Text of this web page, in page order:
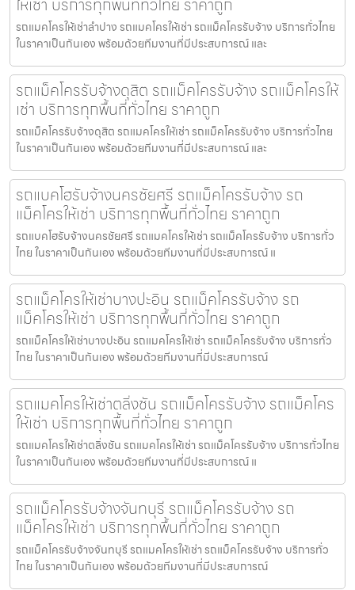
รถแมคโครให้เช่าลำปาง รถแมคโครให้เช่า รถแม็คโครรับจ้าง บริการทั่วไทย
ในราคาเป็นกันเอง พร้อมด้วยทีมงานที่มีประสบการณ์ และ
รถแม็คโครรับจ้างดุสิต รถแม็คโครรับจ้าง รถแม็คโครให้
เช่า บริการทุกพื้นที่ทั่วไทย ราคาถูก
รถแม็คโครรับจ้างดุสิต รถแมคโครให้เช่า รถแม็คโครรับจ้าง บริการทั่วไทย
ในราคาเป็นกันเอง พร้อมด้วยทีมงานที่มีประสบการณ์ และ
รถแบคโฮรับจ้างนครชัยศรี รถแม็คโครรับจ้าง รถ
แม็คโครให้เช่า บริการทุกพื้นที่ทั่วไทย ราคาถูก
รถแบคโฮรับจ้างนครชัยศรี รถแมคโครให้เช่า รถแม็คโครรับจ้าง บริการทั่ว
ไทย ในราคาเป็นกันเอง พร้อมด้วยทีมงานที่มีประสบการณ์ แ
รถแม็คโครให้เช่าบางปะอิน รถแม็คโครรับจ้าง รถ
แม็คโครให้เช่า บริการทุกพื้นที่ทั่วไทย ราคาถูก
รถแม็คโครให้เช่าบางปะอิน รถแมคโครให้เช่า รถแม็คโครรับจ้าง บริการทั่ว
ไทย ในราคาเป็นกันเอง พร้อมด้วยทีมงานที่มีประสบการณ์
รถแมคโครให้เช่าตลิ่งชัน รถแม็คโครรับจ้าง รถแม็คโคร
ให้เช่า บริการทุกพื้นที่ทั่วไทย ราคาถูก
รถแมคโครให้เช่าตลิ่งชัน รถแมคโครให้เช่า รถแม็คโครรับจ้าง บริการทั่วไทย
ในราคาเป็นกันเอง พร้อมด้วยทีมงานที่มีประสบการณ์ แ
รถแม็คโครรับจ้างจันทบุรี รถแม็คโครรับจ้าง รถ
แม็คโครให้เช่า บริการทุกพื้นที่ทั่วไทย ราคาถูก
รถแม็คโครรับจ้างจันทบุรี รถแมคโครให้เช่า รถแม็คโครรับจ้าง บริการทั่ว
ไทย ในราคาเป็นกันเอง พร้อมด้วยทีมงานที่มีประสบการณ์